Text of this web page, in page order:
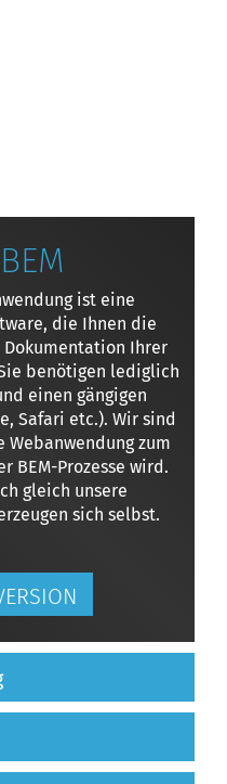
ist eine
die Ihnen die
Ihrer
benötigen lediglich
einen gängigen
Safari etc.). Wir sind
Webanwendung zum
BEM-Prozesse wird.
gleich unsere
sich selbst.